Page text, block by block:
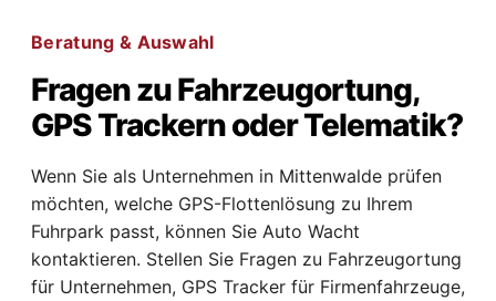
Beratung & Auswahl
Fragen zu Fahrzeugortung,
GPS Trackern oder Telematik?
Wenn Sie als Unternehmen in Mittenwalde prüfen
möchten, welche GPS-Flottenlösung zu Ihrem
Fuhrpark passt, können Sie Auto Wacht
kontaktieren. Stellen Sie Fragen zu Fahrzeugortung
für Unternehmen, GPS Tracker für Firmenfahrzeuge,